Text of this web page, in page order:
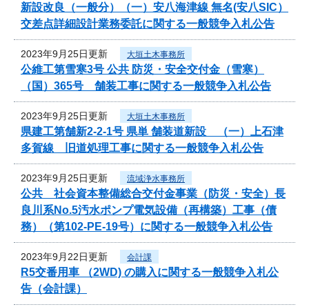
新設改良（一般分）（一）安八海津線 無名(安八SIC）
交差点詳細設計業務委託に関する一般競争入札公告
2023年9月25日更新 大垣土木事務所
公維工第雪寒3号 公共 防災・安全交付金（雪寒）
（国）365号 舗装工事に関する一般競争入札公告
2023年9月25日更新 大垣土木事務所
県建工第舗新2-2-1号 県単 舗装道新設 （一）上石津
多賀線 旧道処理工事に関する一般競争入札公告
2023年9月25日更新 流域浄水事務所
公共 社会資本整備総合交付金事業（防災・安全）長
良川系No.5汚水ポンプ電気設備（再構築）工事（債
務）（第102-PE-19号）に関する一般競争入札公告
2023年9月22日更新 会計課
R5交番用車 （2WD) の購入に関する一般競争入札公
告（会計課）